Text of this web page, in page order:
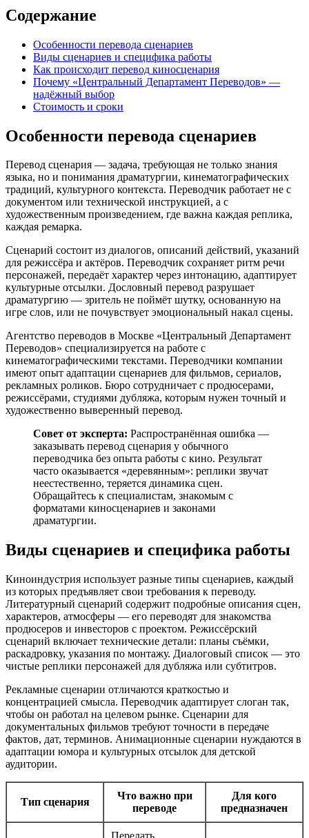
Содержание
Особенности перевода сценариев
Виды сценариев и специфика работы
Как происходит перевод киносценария
Почему «Центральный Департамент Переводов» —
надёжный выбор
Стоимость и сроки
Особенности перевода сценариев
Перевод сценария — задача, требующая не только знания
языка, но и понимания драматургии, кинематографических
традиций, культурного контекста. Переводчик работает не с
документом или технической инструкцией, а с
художественным произведением, где важна каждая реплика,
каждая ремарка.
Сценарий состоит из диалогов, описаний действий, указаний
для режиссёра и актёров. Переводчик сохраняет ритм речи
персонажей, передаёт характер через интонацию, адаптирует
культурные отсылки. Дословный перевод разрушает
драматургию — зритель не поймёт шутку, основанную на
игре слов, или не почувствует эмоциональный накал сцены.
Агентство переводов в Москве «Центральный Департамент
Переводов» специализируется на работе с
кинематографическими текстами. Переводчики компании
имеют опыт адаптации сценариев для фильмов, сериалов,
рекламных роликов. Бюро сотрудничает с продюсерами,
режиссёрами, студиями дубляжа, которым нужен точный и
художественно выверенный перевод.
Совет от эксперта: Распространённая ошибка —
заказывать перевод сценария у обычного
переводчика без опыта работы с кино. Результат
часто оказывается «деревянным»: реплики звучат
неестественно, теряется динамика сцен.
Обращайтесь к специалистам, знакомым с
форматами киносценариев и законами
драматургии.
Виды сценариев и специфика работы
Киноиндустрия использует разные типы сценариев, каждый
из которых предъявляет свои требования к переводу.
Литературный сценарий содержит подробные описания сцен,
характеров, атмосферы — его переводят для знакомства
продюсеров и инвесторов с проектом. Режиссёрский
сценарий включает технические детали: планы съёмки,
раскадровку, указания по монтажу. Диалоговый список — это
чистые реплики персонажей для дубляжа или субтитров.
Рекламные сценарии отличаются краткостью и
концентрацией смысла. Переводчик адаптирует слоган так,
чтобы он работал на целевом рынке. Сценарии для
документальных фильмов требуют точности в передаче
фактов, дат, терминов. Анимационные сценарии нуждаются в
адаптации юмора и культурных отсылок для детской
аудитории.
Тип сценария
Что важно при
переводе
Для кого
предназначен